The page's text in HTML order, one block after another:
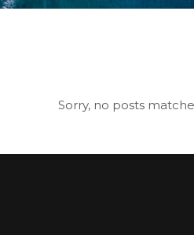
Sorry, no posts